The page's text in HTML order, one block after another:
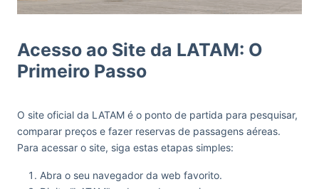
Acesso ao Site da LATAM: O
Primeiro Passo
O site oficial da LATAM é o ponto de partida para pesquisar,
comparar preços e fazer reservas de passagens aéreas.
Para acessar o site, siga estas etapas simples:
Abra o seu navegador da web favorito.